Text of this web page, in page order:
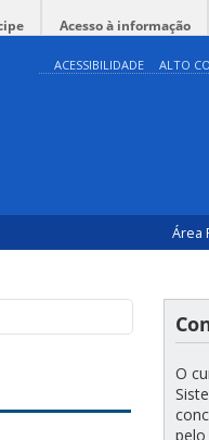
Acesso à informação
ACESSIBILIDADE ALTO
Área
O
pelo